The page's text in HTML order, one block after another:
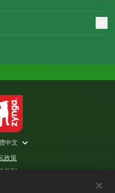
政策
規則
我的個人資訊
中文